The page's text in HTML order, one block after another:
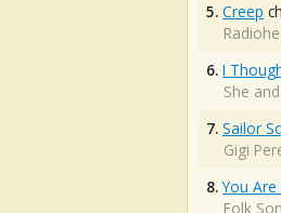
5. Creep
6. I
She
7. Sailor
Gigi
8. You Are
Folk